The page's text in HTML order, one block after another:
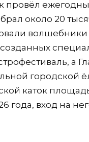
провёл
около 20
волшебники
а
городской
каток
года, вход на